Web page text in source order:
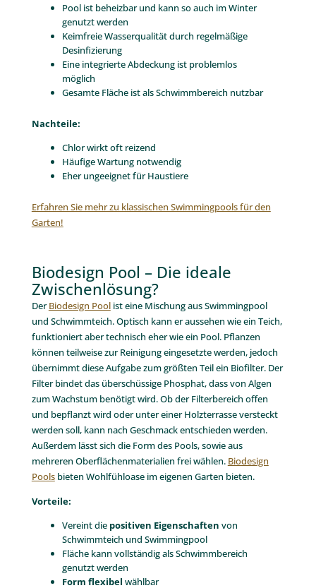
Pool ist beheizbar und kann so auch im Winter
genutzt werden
Keimfreie Wasserqualität durch regelmäßige
Desinfizierung
Eine integrierte Abdeckung ist problemlos
möglich
Gesamte Fläche ist als Schwimmbereich nutzbar
Nachteile:
Chlor wirkt oft reizend
Häufige Wartung notwendig
Eher ungeeignet für Haustiere
Erfahren Sie mehr zu klassischen Swimmingpools für den
Garten!
Biodesign Pool – Die ideale
Zwischenlösung?
DerBiodesign Poolist eine Mischung aus Swimmingpool
und Schwimmteich. Optisch kann er aussehen wie ein Teich,
funktioniert aber technisch eher wie ein Pool. Pflanzen
können teilweise zur Reinigung eingesetzte werden, jedoch
übernimmt diese Aufgabe zum größten Teil ein Biofilter. Der
Filter bindet das überschüssige Phosphat, dass von Algen
zum Wachstum benötigt wird. Ob der Filterbereich offen
und bepflanzt wird oder unter einer Holzterrasse versteckt
werden soll, kann nach Geschmack entschieden werden.
Außerdem lässt sich die Form des Pools, sowie aus
mehreren Oberflächenmaterialien frei wählen. Biodesign
Poolsbieten Wohlfühloase im eigenen Garten bieten.
Vorteile:
Vereint die positiven Eigenschaften von
Schwimmteich und Swimmingpool
Fläche kann vollständig als Schwimmbereich
genutzt werden
Form flexibel wählbar